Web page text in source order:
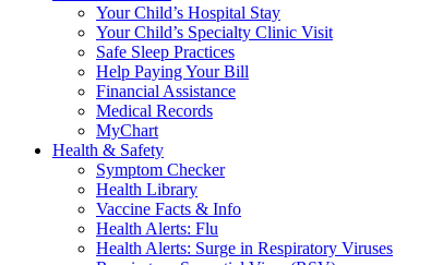
Your Child’s Hospital Stay
Your Child’s Specialty Clinic Visit
Safe Sleep Practices
Help Paying Your Bill
Financial Assistance
Medical Records
MyChart
Health & Safety
Symptom Checker
Health Library
Vaccine Facts & Info
Health Alerts: Flu
Health Alerts: Surge in Respiratory Viruses